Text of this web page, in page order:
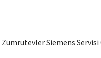
Zümrütevler Siemens Servisi